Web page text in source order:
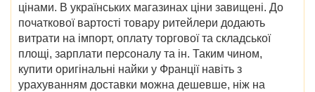
цінами. В українських магазинах ціни завищені. До
початкової вартості товару ритейлери додають
витрати на імпорт, оплату торгової та складської
площі, зарплати персоналу та ін. Таким чином,
купити оригінальні найки у Франції навіть з
урахуванням доставки можна дешевше, ніж на